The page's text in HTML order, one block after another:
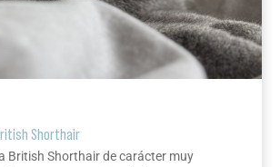
Shorthair
British Shorthair de carácter muy